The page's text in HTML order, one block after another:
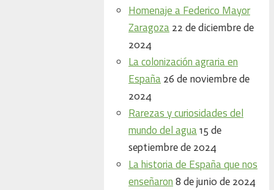
Homenaje a Federico Mayor
Zaragoza 22 de diciembre de
2024
La colonización agraria en
España 26 de noviembre de
2024
Rarezas y curiosidades del
mundo del agua 15 de
septiembre de 2024
La historia de España que nos
enseñaron 8 de junio de 2024